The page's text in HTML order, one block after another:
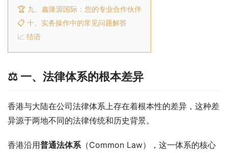
🏆 九、鑫隆源国际：您的专业合作伙伴
📋 十、实务操作中的常见问题解答
📈 结语
⚖️ 一、法律体系的根本差异
香港与大陆在公司法律体系上存在着根本性的差异，这种差
异源于两地不同的法律传统和历史背景。
香港沿用普通法体系 （Common Law），这一体系的核心